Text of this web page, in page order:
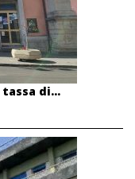
di...